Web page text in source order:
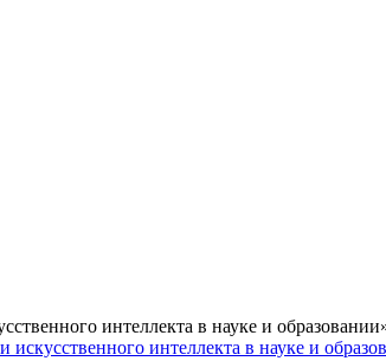
интеллекта в науке и
интеллекта в науке и